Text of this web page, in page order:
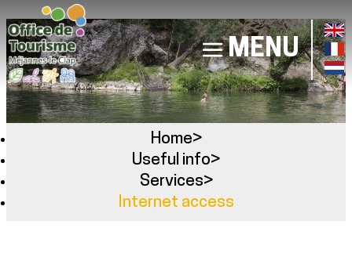
MENU
Home>
Useful info>
Services>
Internet access